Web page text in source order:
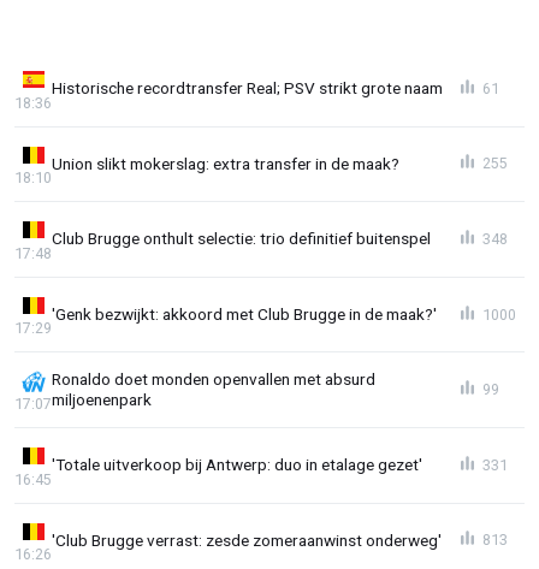
Historische recordtransfer Real; PSV strikt grote naam
18:36
61
Union slikt mokerslag: extra transfer in de maak?
18:10
255
Club Brugge onthult selectie: trio definitief buitenspel
17:48
348
'Genk bezwijkt: akkoord met Club Brugge in de maak?'
17:29
1000
Ronaldo doet monden openvallen met absurd
miljoenenpark
17:07
99
'Totale uitverkoop bij Antwerp: duo in etalage gezet'
16:45
331
'Club Brugge verrast: zesde zomeraanwinst onderweg'
16:26
813